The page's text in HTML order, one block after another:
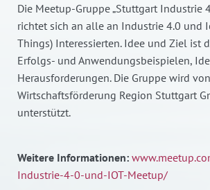
Die Meetup-Gruppe „Stuttgart Industrie
richtet sich an alle an Industrie 4.0 und
Things) Interessierten. Idee und Ziel ist
Erfolgs- und Anwendungsbeispielen,
Herausforderungen. Die Gruppe wird
Wirtschaftsförderung Region Stuttgart
unterstützt.
Weitere Informationen:
Industrie-4-0-und-IOT-Meetup/